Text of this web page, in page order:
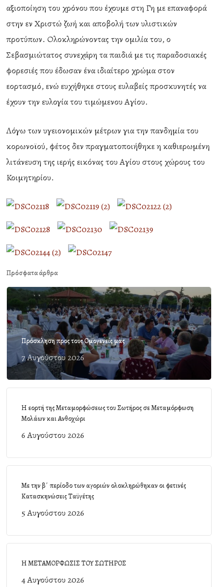
αξιοποίηση του χρόνου που έχουμε στη Γη με επαναφορά
στην εν Χριστώ ζωή και αποβολή των υλιστικών
προτύπων. Ολοκληρώνοντας την ομιλία του, ο
Σεβασμιώτατος συνεχάρη τα παιδιά με τις παραδοσιακές
φορεσιές που έδωσαν ένα ιδιαίτερο χρώμα στον
εορτασμό, ενώ ευχήθηκε στους ευλαβείς προσκυνητές να
έχουν την ευλογία του τιμώμενου Αγίου.
Λόγω των υγειονομικών μέτρων για την πανδημία του
κορωνοϊού, φέτος δεν πραγματοποιήθηκε η καθιερωμένη
λιτάνευση της ιερής εικόνας του Αγίου στους χώρους του
Κοιμητηρίου.
Πρόσφατα άρθρα
Πρόσκληση προς τους Ομογενείς μας
7 Αυγούστου 2026
Η εορτή της Μεταμορφώσεως του Σωτήρος σε Μεταμόρφωση
Μολάων και Ανθοχώρι
6 Αυγούστου 2026
Με την β΄ περίοδο των αγοριών ολοκληρώθηκαν οι φετινές
Κατασκηνώσεις Ταϋγέτης
5 Αυγούστου 2026
Η ΜΕΤΑΜΟΡΦΩΣΙΣ ΤΟΥ ΣΩΤΗΡΟΣ
4 Αυγούστου 2026